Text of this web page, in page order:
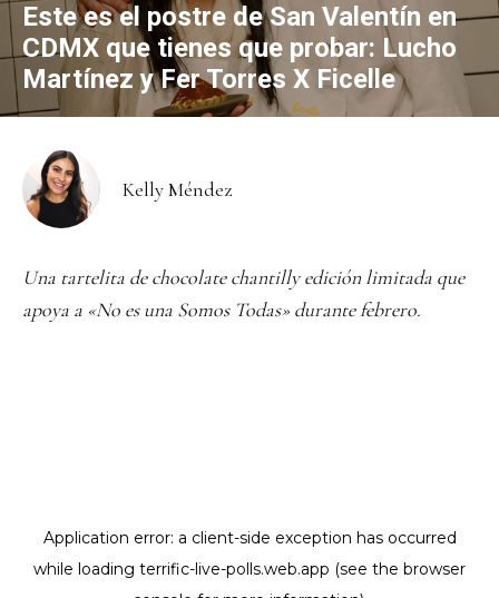
Este es el postre de San Valentín en
CDMX que tienes que probar: Lucho
Martínez y Fer Torres X Ficelle
Kelly Méndez
Una tartelita de chocolate chantilly edición limitada que
apoya a «No es una Somos Todas» durante febrero.